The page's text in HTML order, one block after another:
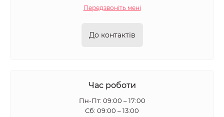
Передзвоніть мені
До контактів
Час роботи
Пн-Пт: 09:00 – 17:00
Сб: 09:00 – 13:00